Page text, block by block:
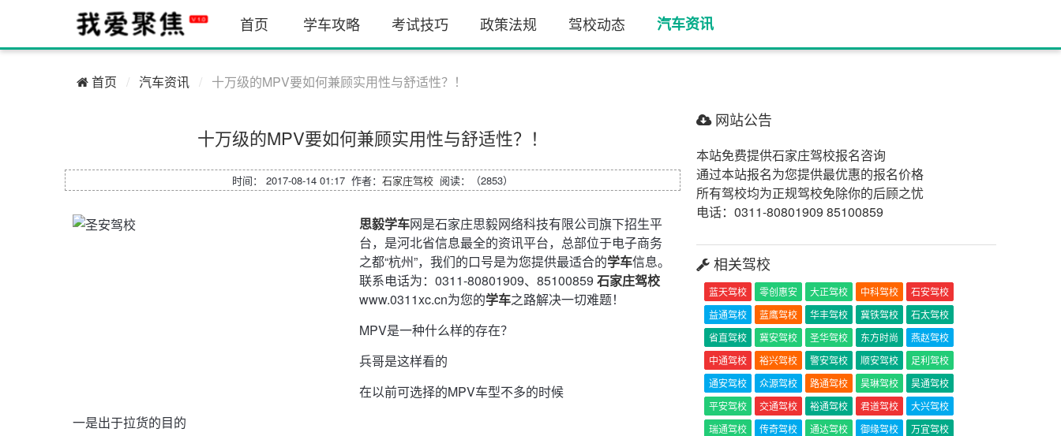
首页 学车攻略 考试技巧 政策法规 驾校动态 汽车资讯
首页 汽车资讯 十万级的MPV要如何兼顾实用性与舒适性？！
十万级的MPV要如何兼顾实用性与舒适性？！
时间： 2017-08-14 01:17 作者： 石家庄驾校 阅读：（2853）
思毅学车网是石家庄思毅网络科技有限公司旗下招生平
台，是河北省信息最全的资讯平台，总部位于电子商务
之都“杭州”，我们的口号是为您提供最适合的学车信息。
联系电话为：0311-80801909、85100859 石家庄驾校
www.0311xc.cn为您的学车之路解决一切难题！
MPV是一种什么样的存在？
兵哥是这样看的
在以前可选择的MPV车型不多的时候
一是出于拉货的目的
网站公告
本站免费提供石家庄驾校报名咨询
通过本站报名为您提供最优惠的报名价格
所有驾校均为正规驾校免除你的后顾之忧
电话：0311-80801909 85100859
相关驾校
蓝天驾校 零创惠安 大正驾校 中科驾校
石安驾校
益通驾校
蓝鹰驾校 华丰驾校 冀铁驾校
石太驾校
省直驾校
冀安驾校 圣华驾校 东方时尚
燕赵驾校
中通驾校
裕兴驾校 警安驾校 顺安驾校
足利驾校
通安驾校
众源驾校 路通驾校 昊琳驾校
昊通驾校
平安驾校
交通驾校 裕通驾校 君道驾校
大兴驾校
瑞通驾校
传奇驾校 通达驾校 御缘驾校
万宜驾校